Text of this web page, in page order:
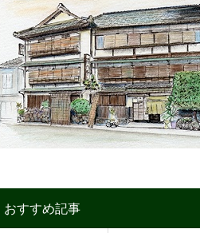
おすすめ記事